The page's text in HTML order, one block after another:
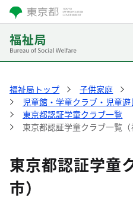
福祉局トップ 子供家庭
児童館・学童クラブ・児童
東京都認証学童クラブ一覧
東京都認証学童クラブ一覧（
東京都認証学童
市）